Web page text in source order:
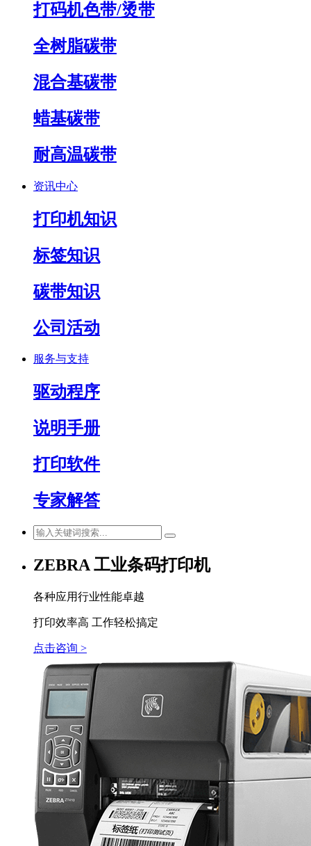
打码机色带/烫带
全树脂碳带
混合基碳带
蜡基碳带
耐高温碳带
资讯中心
打印机知识
标签知识
碳带知识
公司活动
服务与支持
驱动程序
说明手册
打印软件
专家解答
ZEBRA 工业条码打印机
各种应用行业性能卓越
打印效率高 工作轻松搞定
点击咨询 >